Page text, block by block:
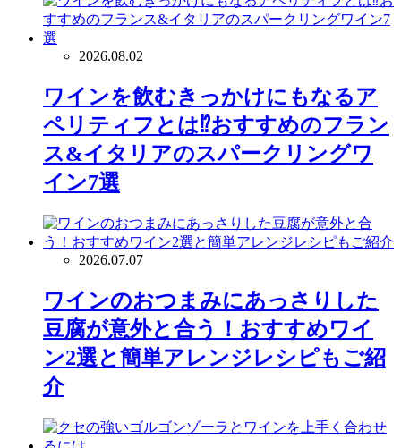
2026.08.02
ワインを飲むきっかけにもなるア
ペリティフとは⁉おすすめのフラン
ス&イタリアのスパークリングワ
イン7選
2026.07.07
ワインのおつまみにあっさりした
豆腐が意外と合う！おすすめワイ
ン2選と簡単アレンジレシピもご紹
介